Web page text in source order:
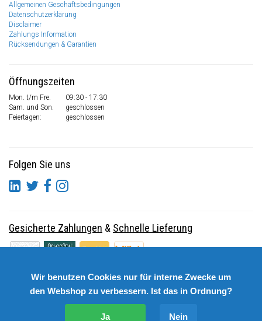
Allgemeinen Geschäftsbedingungen
Datenschutzerklärung
Disclaimer
Zahlungs Information
Rücksendungen & Garantien
Öffnungszeiten
Mon. t/m Fre.
09:30 - 17:30
Sam. und Son.
geschlossen
Feiertagen:
geschlossen
Folgen Sie uns
Gesicherte Zahlungen & Schnelle Lieferung
Wir benutzen Cookies nur für interne Zwecke um
den Webshop zu verbessern. Ist das in Ordnung?
Ja Nein